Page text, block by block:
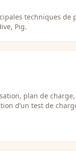
techniques de
Pig.
plan de
d’un test de